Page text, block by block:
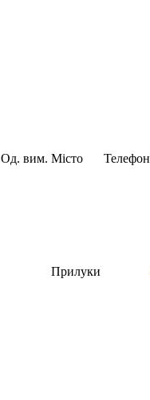
Од. вим. Місто Телефон
Прилуки